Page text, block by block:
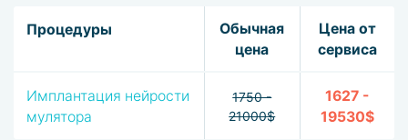
Процедуры
Обычная
цена
Цена от
сервиса
Имплантация нейрости
мулятора
1750 -
21000$
1627 -
19530$